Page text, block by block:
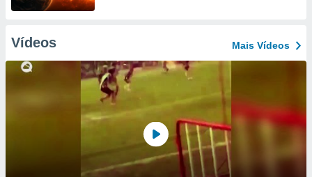
Vídeos Mais Vídeos